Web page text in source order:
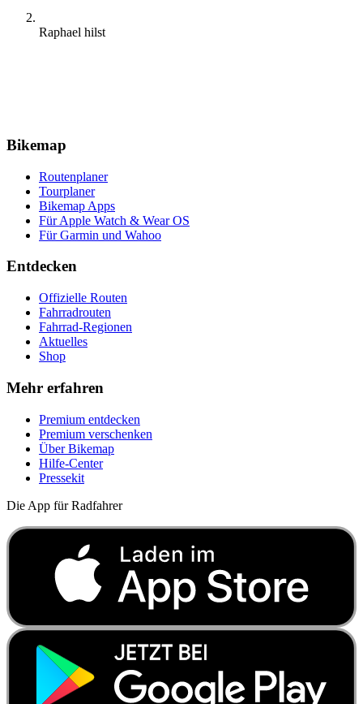
Raphael hilst
Bikemap
Routenplaner
Tourplaner
Bikemap Apps
Für Apple Watch & Wear OS
Für Garmin und Wahoo
Entdecken
Offizielle Routen
Fahrradrouten
Fahrrad-Regionen
Aktuelles
Shop
Mehr erfahren
Premium entdecken
Premium verschenken
Über Bikemap
Hilfe-Center
Pressekit
Die App für Radfahrer